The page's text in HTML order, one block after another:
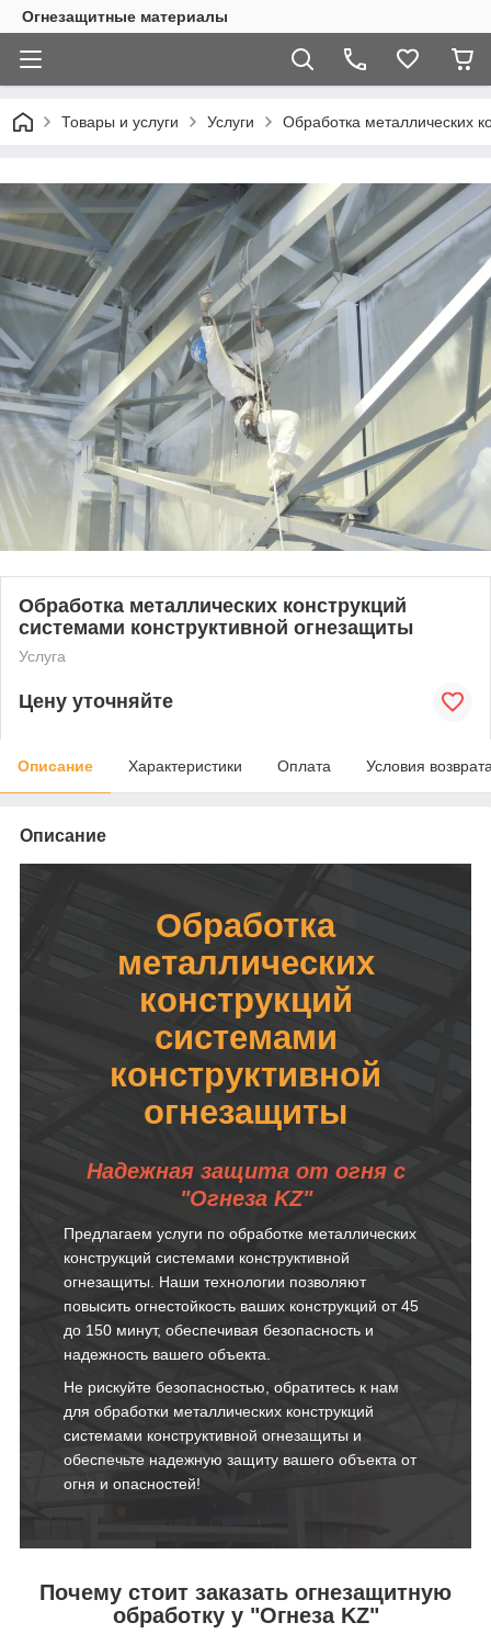
Огнезащитные материалы
Товары и услуги Услуги Обработка металлических
Обработка металлических конструкций
системами конструктивной огнезащиты
Услуга
Цену уточняйте
Описание Характеристики Оплата Условия
Описание
Обработка
металлических
конструкций
системами
конструктивной
огнезащиты
Надежная защита от огня с
"Огнеза KZ"
Предлагаем услуги по обработке металлических
конструкций системами конструктивной
огнезащиты. Наши технологии позволяют
повысить огнестойкость ваших конструкций от 45
до 150 минут, обеспечивая безопасность и
надежность вашего объекта.
Не рискуйте безопасностью, обратитесь к нам
для обработки металлических конструкций
системами конструктивной огнезащиты и
обеспечьте надежную защиту вашего объекта от
огня и опасностей!
Почему стоит заказать огнезащитную
обработку у "Огнеза KZ"